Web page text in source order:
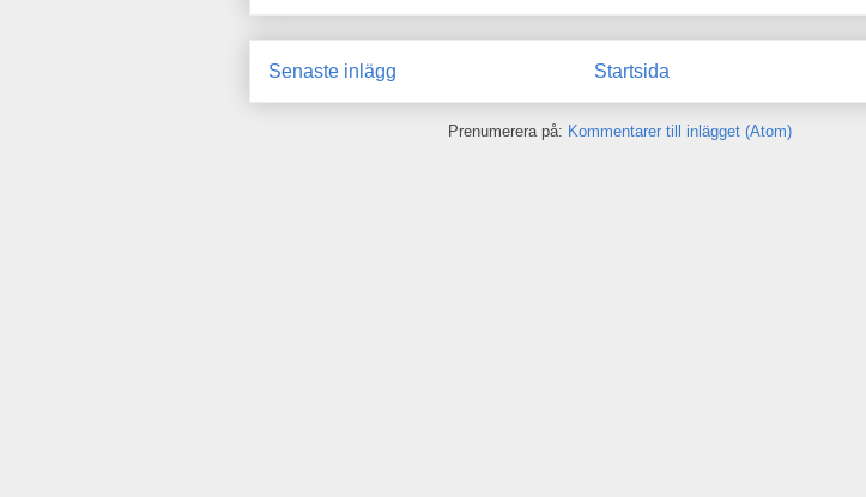
Senaste inlägg Startsida
Prenumerera på: Kommentarer till inlägget (Atom)